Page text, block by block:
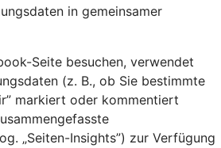
in gemeinsamer
Seite besuchen, verwendet
(z. B., ob Sie bestimmte
markiert oder kommentiert
„Seiten-Insights”) zur Verfügung